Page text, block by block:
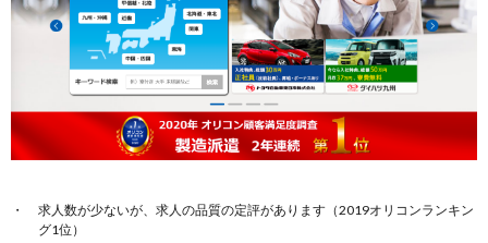
求人数が少ないが、求人の品質の定評があります（2019オリコンランキン
グ1位）